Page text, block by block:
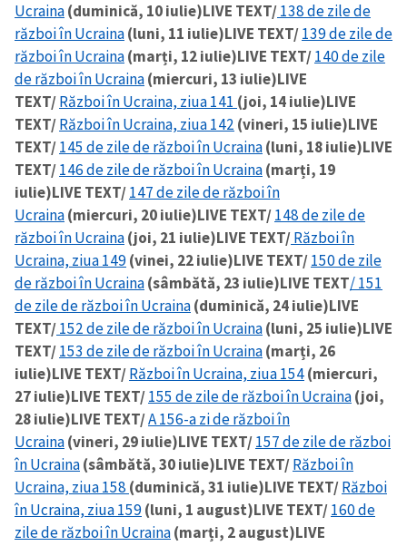
Ucraina(duminică, 10 iulie)LIVE TEXT/138 de zile de
război în Ucraina(luni, 11 iulie)LIVE TEXT/139 de zile de
război în Ucraina(marți, 12 iulie)LIVE TEXT/140 de zile
de război în Ucraina(miercuri, 13 iulie)LIVE
TEXT/Război în Ucraina, ziua 141 (joi, 14 iulie)LIVE
TEXT/Război în Ucraina, ziua 142 (vineri, 15 iulie)LIVE
TEXT/145 de zile de război în Ucraina(luni, 18 iulie)LIVE
TEXT/146 de zile de război în Ucraina(marți, 19
iulie)LIVE TEXT/147 de zile de război în
Ucraina(miercuri, 20 iulie)LIVE TEXT/148 de zile de
război în Ucraina(joi, 21 iulie)LIVE TEXT/Război în
Ucraina, ziua 149(vinei, 22 iulie)LIVE TEXT/150 de zile
de război în Ucraina(sâmbătă, 23 iulie)LIVE TEXT/ 151
de zile de război în Ucraina(duminică, 24 iulie)LIVE
TEXT/152 de zile de război în Ucraina(luni, 25 iulie)LIVE
TEXT/153 de zile de război în Ucraina(marți, 26
iulie)LIVE TEXT/Război în Ucraina, ziua 154(miercuri,
27 iulie)LIVE TEXT/155 de zile de război în Ucraina(joi,
28 iulie)LIVE TEXT/A 156-a zi de război în
Ucraina(vineri, 29 iulie)LIVE TEXT/157 de zile de război
în Ucraina(sâmbătă, 30 iulie)LIVE TEXT/Război în
Ucraina, ziua 158 (duminică, 31 iulie)LIVE TEXT/Război
în Ucraina, ziua 159(luni, 1 august)LIVE TEXT/160 de
zile de război în Ucraina(marți, 2 august)LIVE